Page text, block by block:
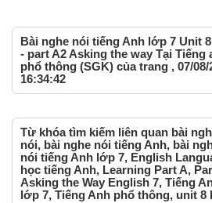
Bài nghe nói tiếng Anh lớp 7 Unit
- part A2 Asking the way Tại Tiếng
phổ thông (SGK) của trang , 07/08/
16:34:42
Từ khóa tìm kiếm liên quan bài
nói, bài nghe nói tiếng Anh, bài
nói tiếng Anh lớp 7, English
học tiếng Anh, Learning Part A,
Asking the Way English 7, Tiếng
lớp 7, Tiếng Anh phổ thông, unit 8